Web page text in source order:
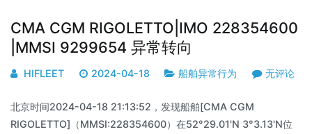
CMA CGM RIGOLETTO|IMO 228354600
|MMSI 9299654 异常转向
HIFLEET 2024-04-18 船舶异常行为 无评论
北京时间2024-04-18 21:13:52，发现船舶[CMA CGM
RIGOLETTO]（MMSI:228354600）在52°29.01'N 3°3.13'N位